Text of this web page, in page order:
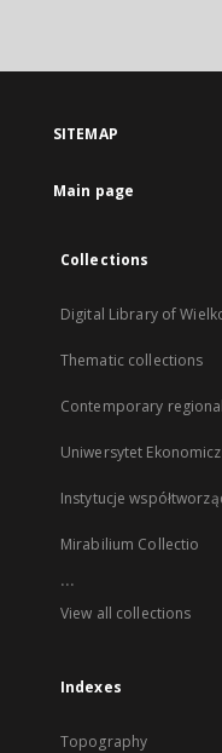
SITEMAP
Main page
Collections
Digital Library of
Thematic collections
Contemporary
Uniwersytet
Instytucje
Mirabilium Collectio
...
View all collections
Indexes
Topography